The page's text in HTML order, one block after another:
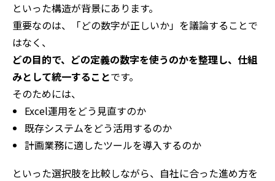
といった構造が背景にあります。
重要なのは、「どの数字が正しいか」を議論することで
はなく、
どの目的で、どの定義の数字を使うのかを整理し、仕組
みとして統一することです。
そのためには、
Excel運用をどう見直すのか
既存システムをどう活用するのか
計画業務に適したツールを導入するのか
といった選択肢を比較しながら、自社に合った進め方を